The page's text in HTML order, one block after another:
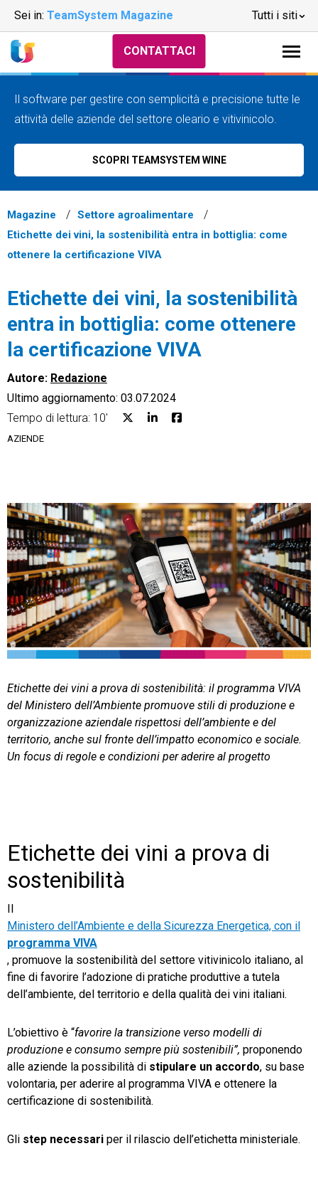
Sei in: TeamSystem Magazine Tutti i siti
Ecommerce
Financial Solutions
HR
Trust Services
TeamSystem Corporate
CONTATTACI
Il software per gestire con semplicità e precisione tutte le
attività delle aziende del settore oleario e vitivinicolo.
SCOPRI TEAMSYSTEM WINE
Magazine
Settore agroalimentare
Etichette dei vini, la sostenibilità entra in bottiglia: come
ottenere la certificazione VIVA
Etichette dei vini, la sostenibilità
entra in bottiglia: come ottenere
la certificazione VIVA
Autore: Redazione
Ultimo aggiornamento: 03.07.2024
Tempo di lettura: 10'
AZIENDE
Etichette dei vini a prova di sostenibilità: il programma VIVA
del Ministero dell’Ambiente promuove stili di produzione e
organizzazione aziendale rispettosi dell’ambiente e del
territorio, anche sul fronte dell’impatto economico e sociale.
Un focus di regole e condizioni per aderire al progetto
Etichette dei vini a prova di
sostenibilità
Ministero dell’Ambiente e della Sicurezza Energetica, con il
programma VIVA
, promuove la sostenibilità del settore vitivinicolo italiano, al
fine di favorire l’adozione di pratiche produttive a tutela
dell’ambiente, del territorio e della qualità dei vini italiani.
L’obiettivo è “favorire la transizione verso modelli di
produzione e consumo sempre più sostenibili”, proponendo
alle aziende la possibilità di stipulare un accordo, su base
volontaria, per aderire al programma VIVA e ottenere la
certificazione di sostenibilità.
Gli step necessari per il rilascio dell’etichetta ministeriale.